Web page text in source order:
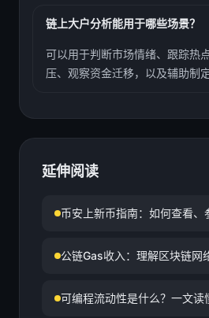
链上大户分析能用于哪些场景？
可以用于判断市场情绪、跟踪热
压、观察资金迁移，以及辅助制
延伸阅读
币安上新币指南：如何查看、
公链Gas收入：理解区块链网
可编程流动性是什么？一文读